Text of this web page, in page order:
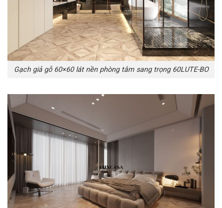
Gạch giả gỗ 60×60 lát nền phòng tắm sang trọng 60LUTE-BO